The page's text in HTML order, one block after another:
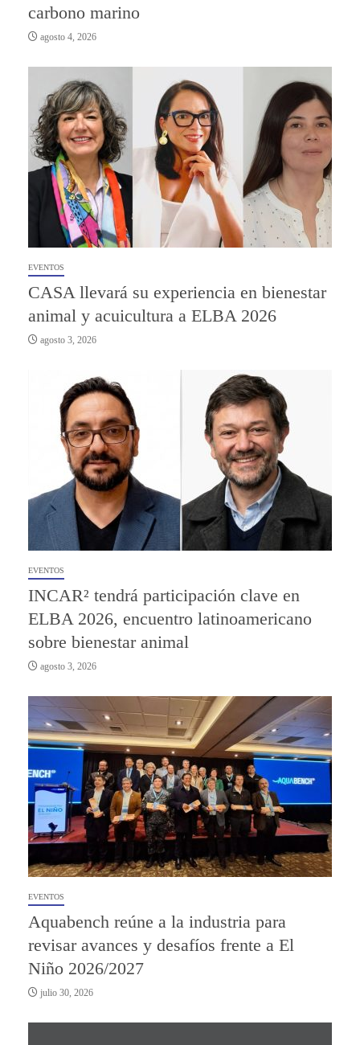
carbono marino
agosto 4, 2026
EVENTOS
CASA llevará su experiencia en bienestar
animal y acuicultura a ELBA 2026
agosto 3, 2026
EVENTOS
INCAR² tendrá participación clave en
ELBA 2026, encuentro latinoamericano
sobre bienestar animal
agosto 3, 2026
EVENTOS
Aquabench reúne a la industria para
revisar avances y desafíos frente a El
Niño 2026/2027
julio 30, 2026